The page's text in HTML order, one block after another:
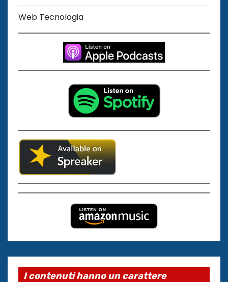
Web Tecnologia
I contenuti hanno un carattere